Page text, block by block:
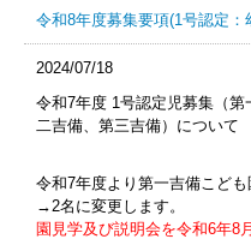
令和8年度募集要項(1号認定：
2024/07/18
令和7年度 1号認定児募集（第
二吉備、第三吉備）について
令和7年度より第一吉備こど
→2名に変更します。
園見学及び説明会を令和6年8